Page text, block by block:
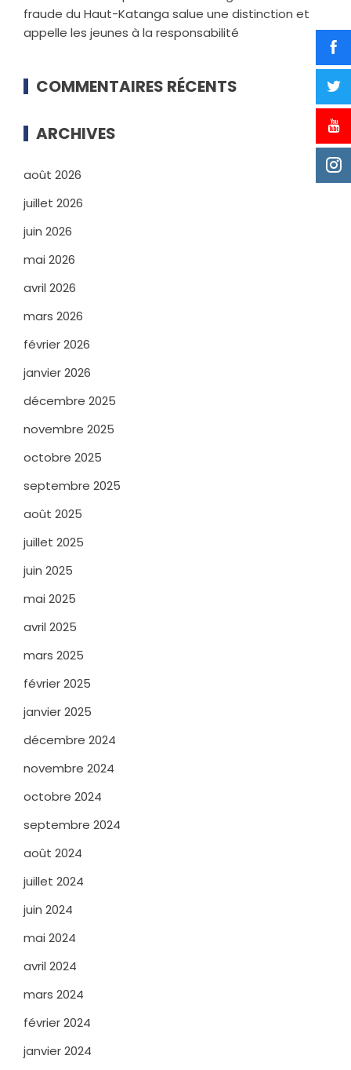
fraude du Haut-Katanga salue une distinction et
appelle les jeunes à la responsabilité
COMMENTAIRES RÉCENTS
ARCHIVES
août 2026
juillet 2026
juin 2026
mai 2026
avril 2026
mars 2026
février 2026
janvier 2026
décembre 2025
novembre 2025
octobre 2025
septembre 2025
août 2025
juillet 2025
juin 2025
mai 2025
avril 2025
mars 2025
février 2025
janvier 2025
décembre 2024
novembre 2024
octobre 2024
septembre 2024
août 2024
juillet 2024
juin 2024
mai 2024
avril 2024
mars 2024
février 2024
janvier 2024